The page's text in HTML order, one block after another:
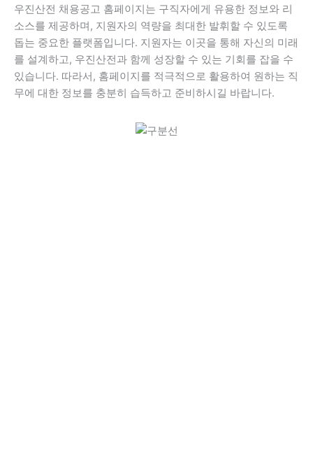
우진산전 채용공고 홈페이지는 구직자에게 유용한 정보와 리
소스를 제공하며, 지원자의 역량을 최대한 발휘할 수 있도록
돕는 중요한 플랫폼입니다. 지원자는 이곳을 통해 자신의 미래
를 설계하고, 우진산전과 함께 성장할 수 있는 기회를 잡을 수
있습니다. 따라서, 홈페이지를 적극적으로 활용하여 원하는 직
무에 대한 정보를 충분히 습득하고 준비하시길 바랍니다.